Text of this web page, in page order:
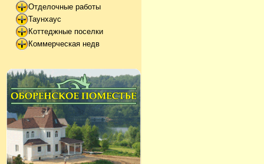
Отделочные работы
Таунхаус
Коттеджные поселки
Коммерческая недв